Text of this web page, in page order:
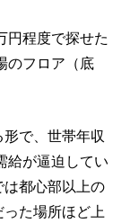
程度で探せた
のフロア（底
で、世帯年収
給が逼迫してい
都心部以上の
た場所ほど上